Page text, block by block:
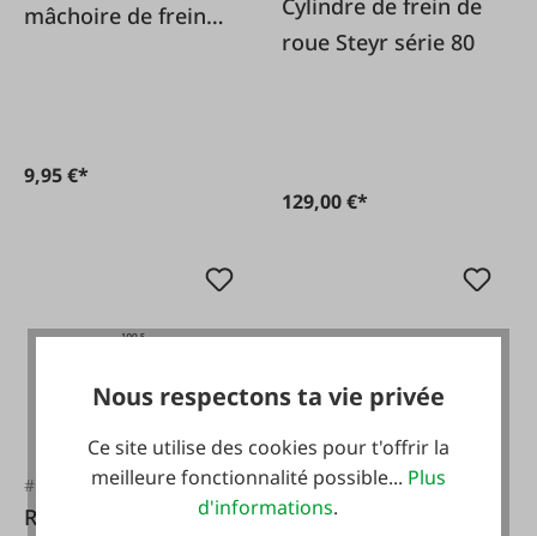
mâchoire de frein
9,95 €*
Cylindre de frein de
roue Steyr série 80
129,00 €*
#FA29095
Ressort pour
#FA24919
Tige pour levier de
Nous respectons ta vie privée
Ce site utilise des cookies pour t'offrir la
meilleure fonctionnalité possible... Plus
d'informations.